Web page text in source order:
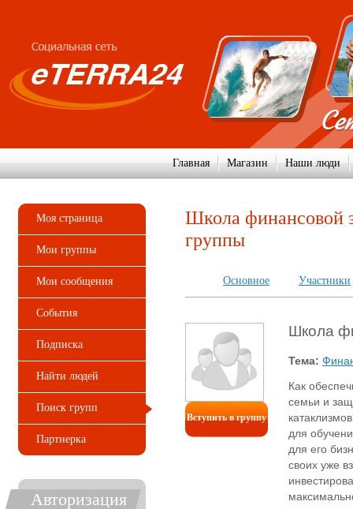
Главная Магазин Наши люди
Школа финансовой
группы
Основное Участники
Вступить в группу
Школа
Тема:
Как
семьи и
для
для его
своих уже
Моя страница
Мои группы
Мои сообщения
События
Подписка
Найти людей
Поиск групп
Партнерка
Авторизация